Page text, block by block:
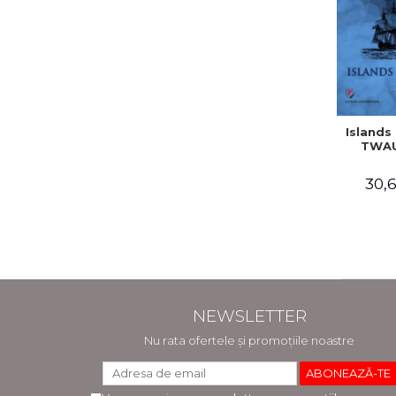
NEWSLETTER
Nu rata ofertele și promoțiile noastre